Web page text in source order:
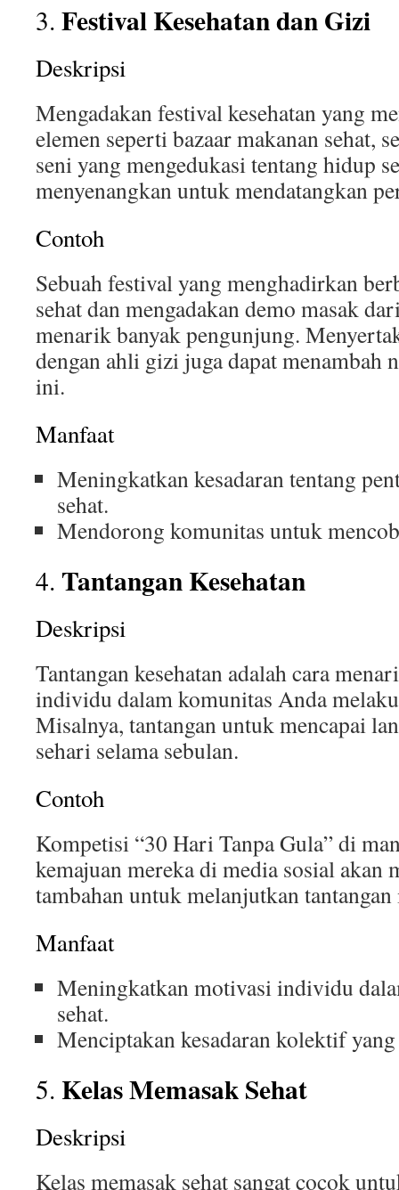
3. Festival Kesehatan dan Gizi
Deskripsi
Mengadakan festival kesehatan yang
elemen seperti bazaar makanan sehat,
seni yang mengedukasi tentang hidup
menyenangkan untuk mendatangkan
Contoh
Sebuah festival yang menghadirkan
sehat dan mengadakan demo masak
menarik banyak pengunjung.
dengan ahli gizi juga dapat menambah
ini.
Manfaat
Meningkatkan kesadaran tentang
sehat.
Mendorong komunitas untuk
4. Tantangan Kesehatan
Deskripsi
Tantangan kesehatan adalah cara
individu dalam komunitas Anda
Misalnya, tantangan untuk mencapai
sehari selama sebulan.
Contoh
Kompetisi “30 Hari Tanpa Gula” di
kemajuan mereka di media sosial akan
tambahan untuk melanjutkan
Manfaat
Meningkatkan motivasi individu
sehat.
Menciptakan kesadaran kolektif
5. Kelas Memasak Sehat
Deskripsi
Kelas memasak sehat sangat cocok